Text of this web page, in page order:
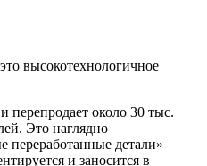
высокотехнологичное
перепродает около 30 тыс.
Это наглядно
переработанные детали»
и заносится в